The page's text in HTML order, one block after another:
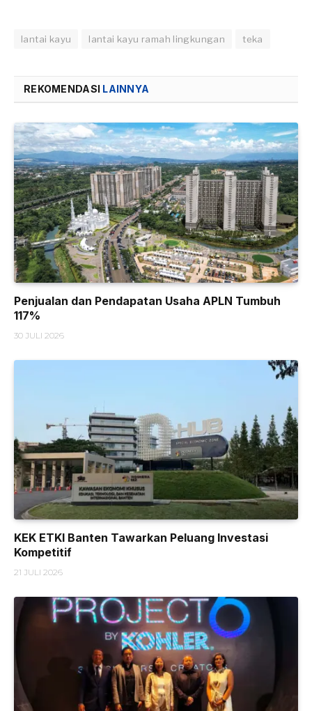
lantai kayu lantai kayu ramah lingkungan teka
REKOMENDASI LAINNYA
Penjualan dan Pendapatan Usaha APLN Tumbuh
117%
30 JULI 2026
KEK ETKI Banten Tawarkan Peluang Investasi
Kompetitif
21 JULI 2026